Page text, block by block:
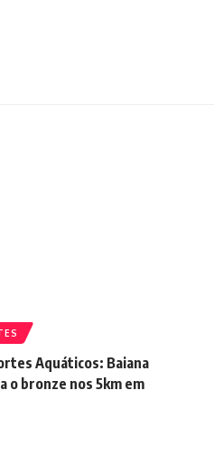
Aquáticos: Baiana
o bronze nos 5km em